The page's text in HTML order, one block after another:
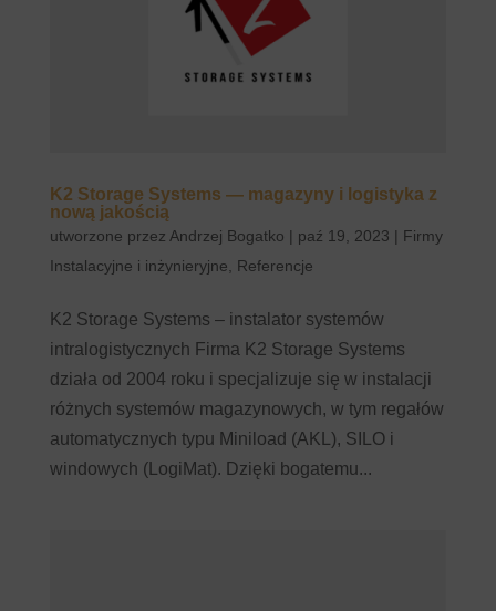
K2 Storage Systems — magazyny i logistyka z
nową jakością
utworzone przez Andrzej Bogatko | paź 19, 2023 | Firmy
Instalacyjne i inżynieryjne, Referencje
K2 Storage Systems – instalator systemów
intralogistycznych Firma K2 Storage Systems
działa od 2004 roku i specjalizuje się w instalacji
różnych systemów magazynowych, w tym regałów
automatycznych typu Miniload (AKL), SILO i
windowych (LogiMat). Dzięki bogatemu...